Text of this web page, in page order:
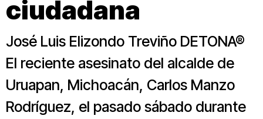
ciudadana
José Luis Elizondo Treviño DETONA®
El reciente asesinato del alcalde de
Uruapan, Michoacán, Carlos Manzo
Rodríguez, el pasado sábado durante